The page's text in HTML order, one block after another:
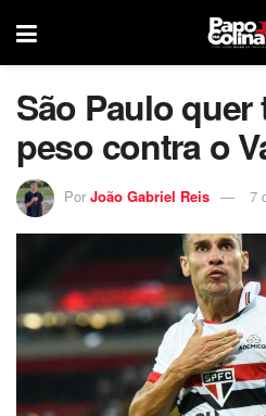
São Paulo
peso contra o
Por João Gabriel Reis 7